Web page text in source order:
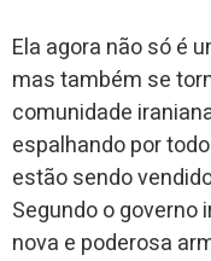
Ela agora não só é
mas também se
comunidade
espalhando por
estão sendo
Segundo o governo
nova e poderosa